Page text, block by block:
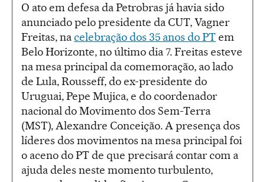
O ato em defesa da Petrobras já havia sido
anunciado pelo presidente da CUT, Vagner
Freitas, nacelebração dos 35 anos do PTem
Belo Horizonte, no último dia 7. Freitas esteve
na mesa principal da comemoração, ao lado
de Lula, Rousseff, do ex-presidente do
Uruguai, Pepe Mujica, e do coordenador
nacional do Movimento dos Sem-Terra
(MST), Alexandre Conceição. A presença dos
líderes dos movimentos na mesa principal foi
o aceno do PT de que precisará contar com a
ajuda deles neste momento turbulento,